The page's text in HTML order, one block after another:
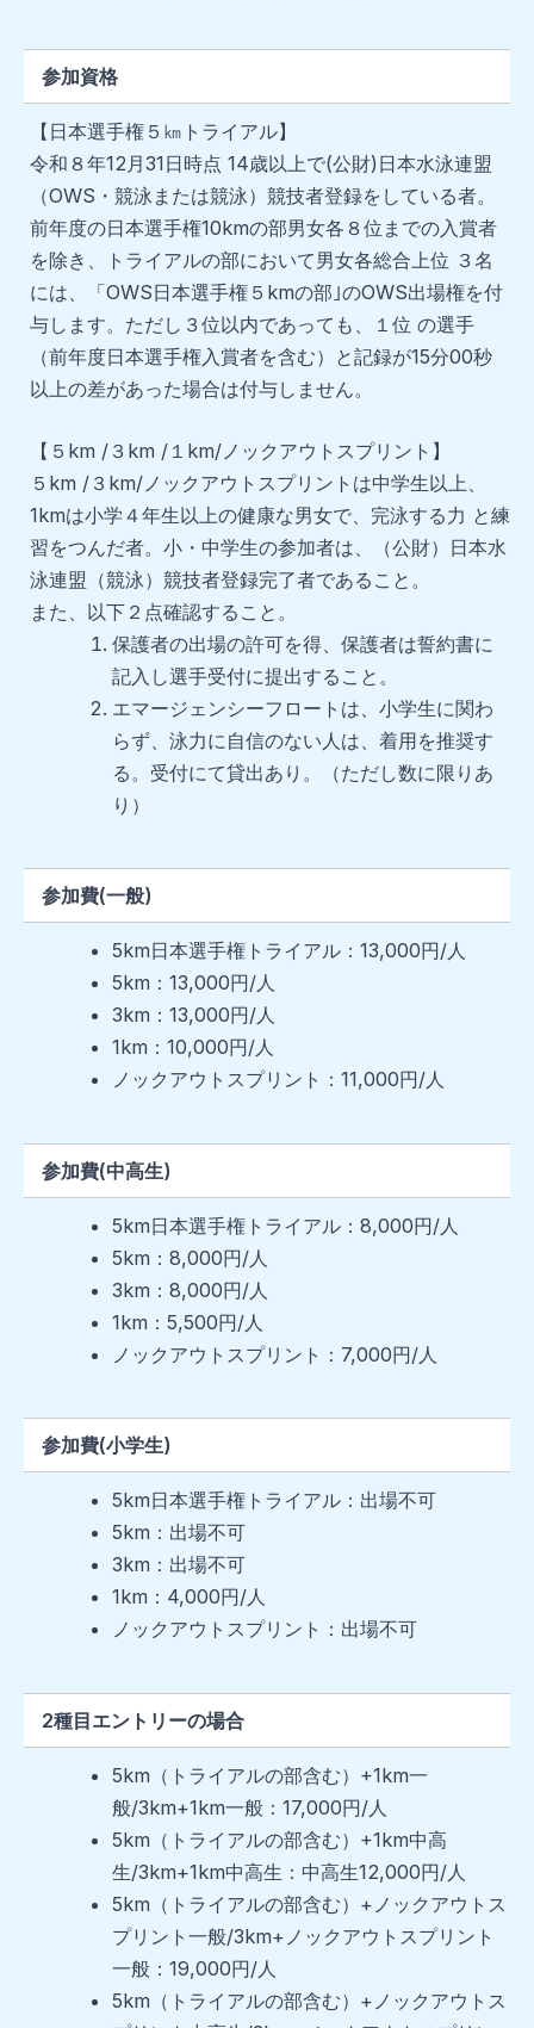
参加資格
【日本選手権５㎞トライアル】
令和８年12月31日時点 14歳以上で(公財)日本水泳連盟
（OWS・競泳または競泳）競技者登録をしている者。
前年度の日本選手権10kmの部男女各８位までの入賞者
を除き、トライアルの部において男女各総合上位 ３名
には、「OWS日本選手権５kmの部｣のOWS出場権を付
与します。ただし３位以内であっても、１位 の選手
（前年度日本選手権入賞者を含む）と記録が15分00秒
以上の差があった場合は付与しません。
【５km /３km /１km/ノックアウトスプリント】
５km /３km/ノックアウトスプリントは中学生以上、
1kmは小学４年生以上の健康な男女で、完泳する力 と練
習をつんだ者。小・中学生の参加者は、（公財）日本水
泳連盟（競泳）競技者登録完了者であること。
また、以下２点確認すること。
保護者の出場の許可を得、保護者は誓約書に
記入し選手受付に提出すること。
エマージェンシーフロートは、小学生に関わ
らず、泳力に自信のない人は、着用を推奨す
る。受付にて貸出あり。（ただし数に限りあ
り）
参加費(一般)
5km日本選手権トライアル：13,000円/人
5km：13,000円/人
3km：13,000円/人
1km：10,000円/人
ノックアウトスプリント：11,000円/人
参加費(中高生)
5km日本選手権トライアル：8,000円/人
5km：8,000円/人
3km：8,000円/人
1km：5,500円/人
ノックアウトスプリント：7,000円/人
参加費(小学生)
5km日本選手権トライアル：出場不可
5km：出場不可
3km：出場不可
1km：4,000円/人
ノックアウトスプリント：出場不可
2種目エントリーの場合
5km（トライアルの部含む）+1km一
般/3km+1km一般：17,000円/人
5km（トライアルの部含む）+1km中高
生/3km+1km中高生：中高生12,000円/人
5km（トライアルの部含む）+ノックアウトス
プリント一般/3km+ノックアウトスプリント
一般：19,000円/人
5km（トライアルの部含む）+ノックアウトス